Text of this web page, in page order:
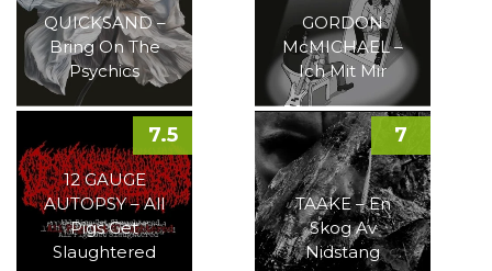
QUICKSAND –
Bring On The
Psychics
GORDON
McMICHAEL –
Ich Mit Mir
12 GAUGE
AUTOPSY – All
Pigs Get
Slaughtered
7.5
TAAKE – En
Skog Av
Nidstang
7